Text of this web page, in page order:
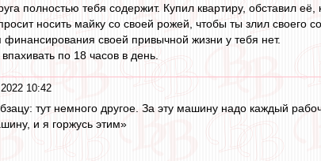
полностью тебя содержит. Купил квартиру, обставил
носить майку со своей рожей, чтобы ты злил своего
своей привычной жизни у тебя нет.
по 18 часов в день.
10:42
тут немного другое. За эту машину надо каждый
и я горжусь этим»